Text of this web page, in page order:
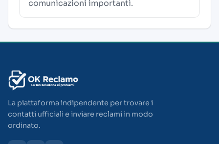
comunicazioni importanti.
La piattaforma indipendente per trovare i
contatti ufficiali e inviare reclami in modo
ordinato.